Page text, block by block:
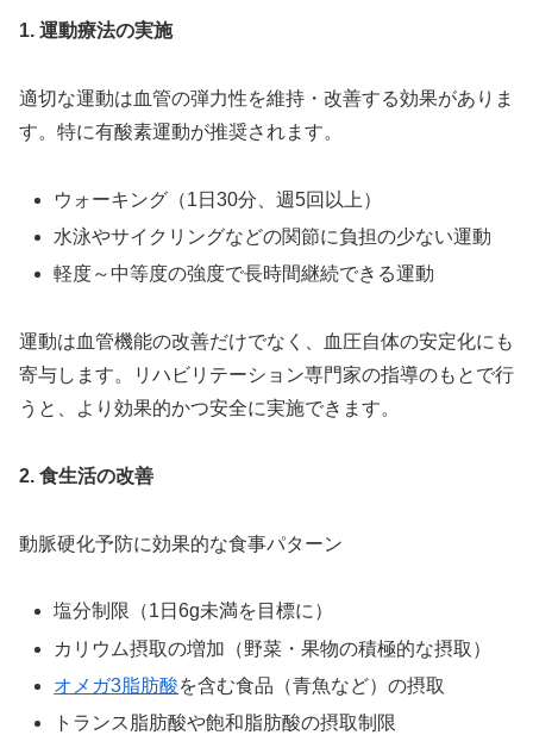
1. 運動療法の実施
適切な運動は血管の弾力性を維持・改善する効果がありま
す。特に有酸素運動が推奨されます。
ウォーキング（1日30分、週5回以上）
水泳やサイクリングなどの関節に負担の少ない運動
軽度～中等度の強度で長時間継続できる運動
運動は血管機能の改善だけでなく、血圧自体の安定化にも
寄与します。リハビリテーション専門家の指導のもとで行
うと、より効果的かつ安全に実施できます。
2. 食生活の改善
動脈硬化予防に効果的な食事パターン
塩分制限（1日6g未満を目標に）
カリウム摂取の増加（野菜・果物の積極的な摂取）
オメガ3脂肪酸を含む食品（青魚など）の摂取
トランス脂肪酸や飽和脂肪酸の摂取制限